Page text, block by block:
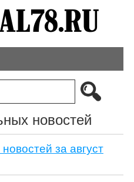
новостей
за август